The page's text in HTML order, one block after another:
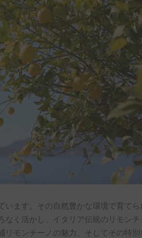
ます。その自然豊かな環境で育て
く活かし、イタリア伝統のリモンチ
モンチーノの魅力、そしてその特